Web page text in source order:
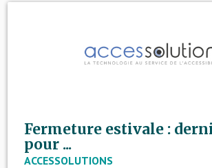
Fermeture estivale :
pour ...
ACCESSOLUTIONS